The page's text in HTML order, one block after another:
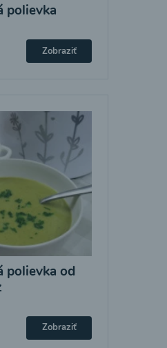
polievka
Zobraziť
polievka od
Zobraziť